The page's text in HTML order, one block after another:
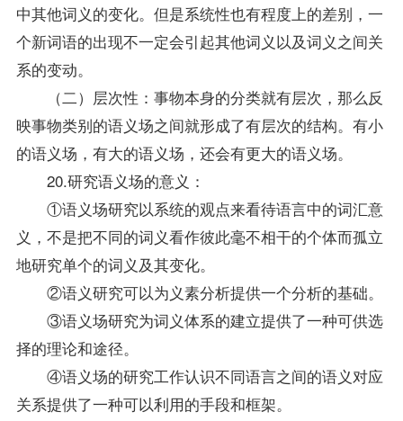
中其他词义的变化。但是系统性也有程度上的差别，一
个新词语的出现不一定会引起其他词义以及词义之间关
系的变动。
（二）层次性：事物本身的分类就有层次，那么反
映事物类别的语义场之间就形成了有层次的结构。有小
的语义场，有大的语义场，还会有更大的语义场。
20.研究语义场的意义：
①语义场研究以系统的观点来看待语言中的词汇意
义，不是把不同的词义看作彼此毫不相干的个体而孤立
地研究单个的词义及其变化。
②语义研究可以为义素分析提供一个分析的基础。
③语义场研究为词义体系的建立提供了一种可供选
择的理论和途径。
④语义场的研究工作认识不同语言之间的语义对应
关系提供了一种可以利用的手段和框架。